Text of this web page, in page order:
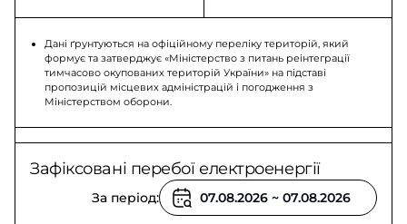
Дані ґрунтуються на офіційному переліку територій, який
формує та затверджує «Міністерство з питань реінтеграції
тимчасово окупованих територій України» на підставі
пропозицій місцевих адміністрацій і погодження з
Міністерством оборони.
Зафіксовані перебої електроенергії
За період: